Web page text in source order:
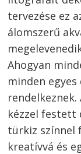
tervezése ez
álomszerű
Ahogyan
minden
kézzel festett
türkiz színnel
kreatívvá és